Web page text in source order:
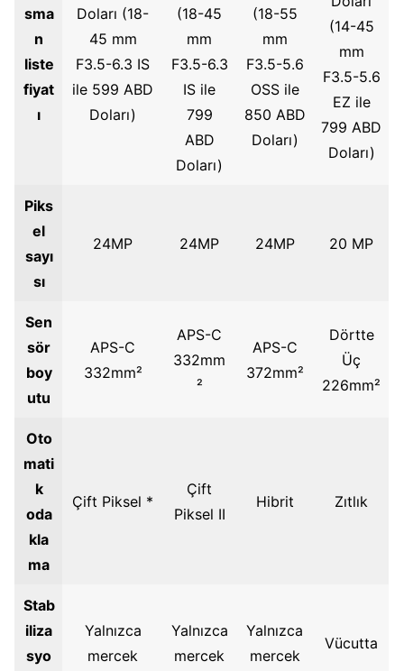
sma
n
liste
fiyat
ı
Doları (18-
45 mm
F3.5-6.3 IS
ile 599 ABD
Doları)
(18-45
mm
F3.5-6.3
IS ile
799
ABD
Doları)
(18-55
mm
F3.5-5.6
OSS ile
850 ABD
Doları)
(14-45
mm
F3.5-5.6
EZ ile
799 ABD
Doları)
Piks
el
sayı
sı
24MP 24MP 24MP 20 MP
Sen
sör
boy
utu
APS-C
332mm²
APS-C
332mm
²
APS-C
372mm²
Dörtte
Üç
226mm²
Oto
mati
k
oda
kla
ma
Çift Piksel *
Çift
Piksel II
Hibrit Zıtlık
Stab
iliza
syo
Yalnızca
mercek
Yalnızca
mercek
Yalnızca
mercek
Vücutta